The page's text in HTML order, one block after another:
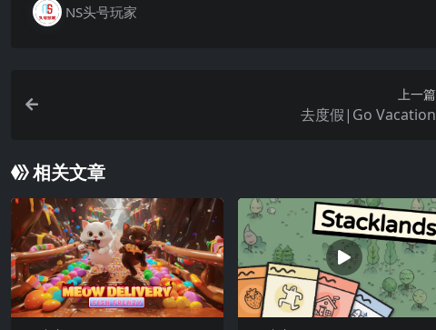
NS头号玩家
上一篇
去度假|Go Vacation
相关文章